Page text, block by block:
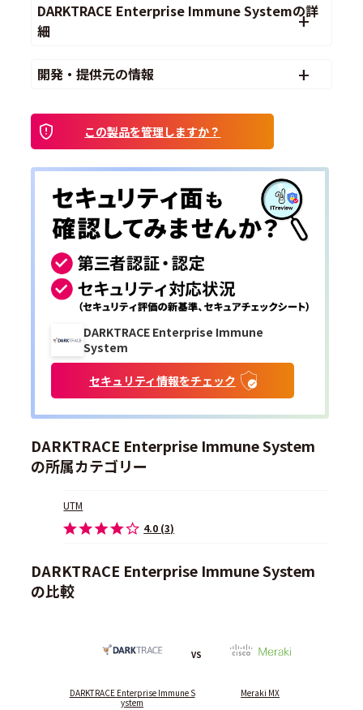
DARKTRACE Enterprise Immune Systemの詳
細
開発・提供元の情報
この製品を管理しますか？
DARKTRACE Enterprise Immune
System
セキュリティ情報をチェック
DARKTRACE Enterprise Immune System
の所属カテゴリー
UTM
4.0 (3)
DARKTRACE Enterprise Immune System
の比較
DARKTRACE Enterprise Immune S
ystem
VS
Meraki MX